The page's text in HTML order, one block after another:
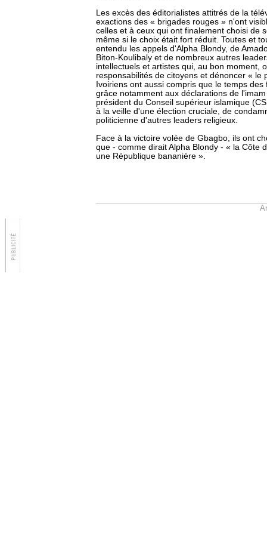
Les excès des éditorialistes attitrés de la
exactions des « brigades rouges » n'ont
celles et à ceux qui ont finalement choisi de
même si le choix était fort réduit. Toutes et
entendu les appels d'Alpha Blondy, de
Biton-Koulibaly et de nombreux autres
intellectuels et artistes qui, au bon moment,
responsabilités de citoyens et dénoncer « le
Ivoiriens ont aussi compris que le temps
grâce notamment aux déclarations de
président du Conseil supérieur islamique
à la veille d'une élection cruciale, de
politicienne d'autres leaders religieux.
Face à la victoire volée de Gbagbo, ils ont
que - comme dirait Alpha Blondy - « la Côte
une République bananière ».